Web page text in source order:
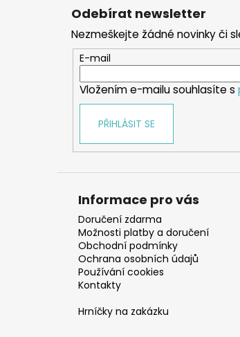
Odebírat newsletter
Nezmeškejte žádné novinky či
E-mail
Vložením e-mailu souhlasíte s
PŘIHLÁSIT SE
Informace pro vás
Doručení zdarma
Možnosti platby a doručení
Obchodní podmínky
Ochrana osobních údajů
Používání cookies
Kontakty
Hrníčky na zakázku